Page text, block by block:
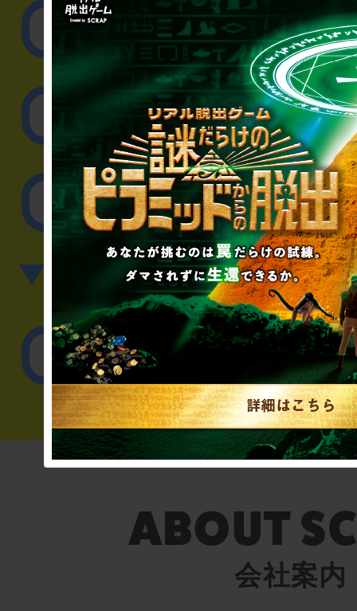
リアル脱出ゲーム制作
取材に関するお
その他のご相談／
▼英語、中国語でのお問
English／
会社案内